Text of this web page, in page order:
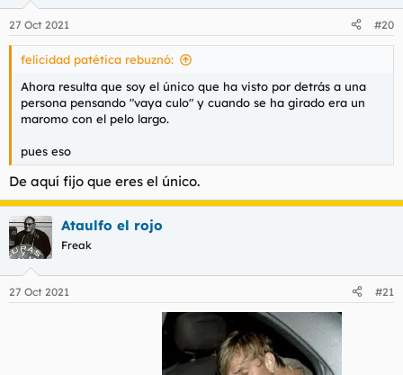
e
s
27 Oct 2021 #20
felicidad patética rebuznó:
Ahora resulta que soy el único que ha visto por detrás a una
persona pensando "vaya culo" y cuando se ha girado era un
maromo con el pelo largo.
pues eso
De aquí fijo que eres el único.
Ataulfo el rojo
Freak
27 Oct 2021 #21